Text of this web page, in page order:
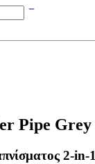
Pipe Grey
2-in-1